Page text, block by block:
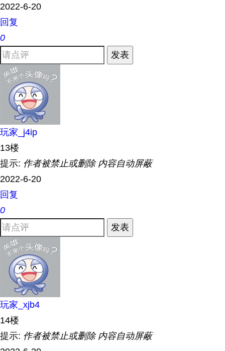
2022-6-20
回复
0
发表
玩家_j4ip
13楼
提示: 作者被禁止或删除 内容自动屏蔽
2022-6-20
回复
0
发表
玩家_xjb4
14楼
提示: 作者被禁止或删除 内容自动屏蔽